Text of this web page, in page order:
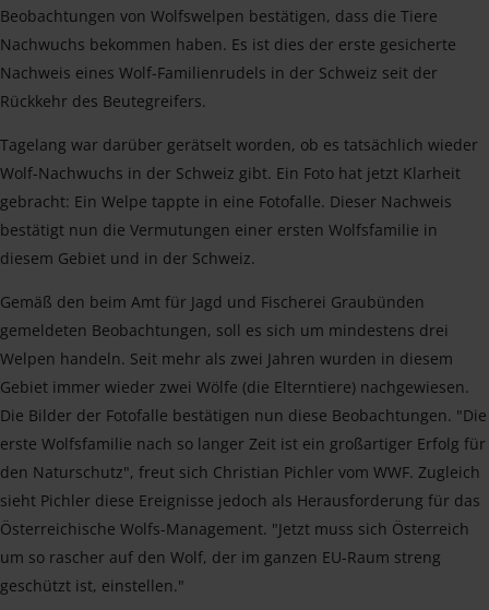
Beobachtungen von Wolfswelpen bestätigen, dass die Tiere
Nachwuchs bekommen haben. Es ist dies der erste gesicherte
Nachweis eines Wolf-Familienrudels in der Schweiz seit der
Rückkehr des Beutegreifers.
Tagelang war darüber gerätselt worden, ob es tatsächlich wieder
Wolf-Nachwuchs in der Schweiz gibt. Ein Foto hat jetzt Klarheit
gebracht: Ein Welpe tappte in eine Fotofalle. Dieser Nachweis
bestätigt nun die Vermutungen einer ersten Wolfsfamilie in
diesem Gebiet und in der Schweiz.
Gemäß den beim Amt für Jagd und Fischerei Graubünden
gemeldeten Beobachtungen, soll es sich um mindestens drei
Welpen handeln. Seit mehr als zwei Jahren wurden in diesem
Gebiet immer wieder zwei Wölfe (die Elterntiere) nachgewiesen.
Die Bilder der Fotofalle bestätigen nun diese Beobachtungen. "Die
erste Wolfsfamilie nach so langer Zeit ist ein großartiger Erfolg für
den Naturschutz", freut sich Christian Pichler vom WWF. Zugleich
sieht Pichler diese Ereignisse jedoch als Herausforderung für das
Österreichische Wolfs-Management. "Jetzt muss sich Österreich
um so rascher auf den Wolf, der im ganzen EU-Raum streng
geschützt ist, einstellen."